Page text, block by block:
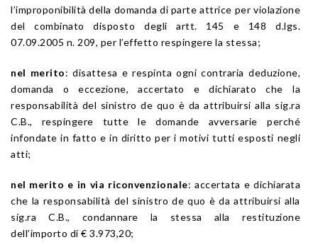
l’improponibilità della domanda di parte attrice per violazione
del combinato disposto degli artt. 145 e 148 d.lgs.
07.09.2005 n. 209, per l’effetto respingere la stessa;
nel merito: disattesa e respinta ogni contraria deduzione,
domanda o eccezione, accertato e dichiarato che la
responsabilità del sinistro de quo è da attribuirsi alla sig.ra
C.B., respingere tutte le domande avversarie perché
infondate in fatto e in diritto per i motivi tutti esposti negli
atti;
nel merito e in via riconvenzionale: accertata e dichiarata
che la responsabilità del sinistro de quo è da attribuirsi alla
sig.ra C.B., condannare la stessa alla restituzione
dell’importo di € 3.973,20;